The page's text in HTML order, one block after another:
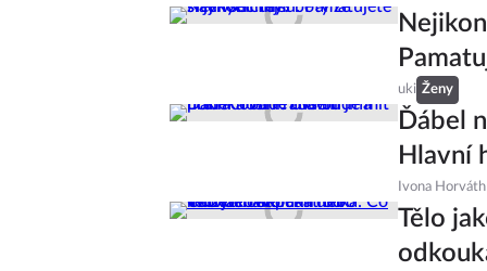
uki Ženy
Ďábel
Hlavní
Ivona
Tělo